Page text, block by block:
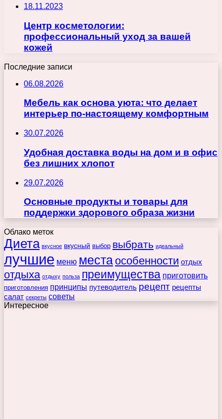
18.11.2023
Центр косметологии:
профессиональный уход за вашей
кожей
Последние записи
06.08.2026
Мебель как основа уюта: что делает
интерьер по-настоящему комфортным
30.07.2026
Удобная доставка воды на дом и в офис
без лишних хлопот
29.07.2026
Основные продукты и товары для
поддержки здорового образа жизни
Облако меток
Диета вкусное вкусный выбор выбрать идеальный
лучшие меню места особенности отдых
отдыха отдыху польза преимущества приготовить
приготовления принципы путеводитель рецепт рецепты
салат секреты советы
Интересное